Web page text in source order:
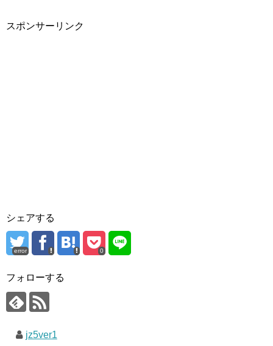
スポンサーリンク
シェアする
error 0
フォローする
jz5ver1